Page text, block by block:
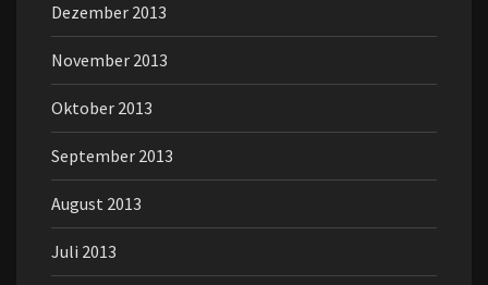
Dezember 2013
November 2013
Oktober 2013
September 2013
August 2013
Juli 2013